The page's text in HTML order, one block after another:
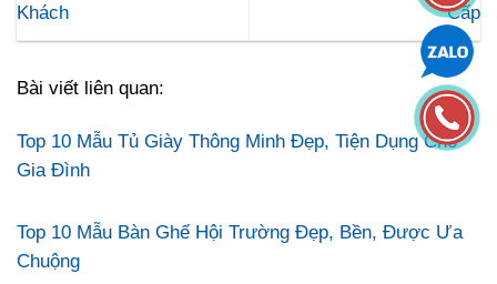
Khách
Cấp
Bài viết liên quan:
Top 10 Mẫu Tủ Giày Thông Minh Đẹp, Tiện Dụng Cho
Gia Đình
Top 10 Mẫu Bàn Ghế Hội Trường Đẹp, Bền, Được Ưa
Chuộng